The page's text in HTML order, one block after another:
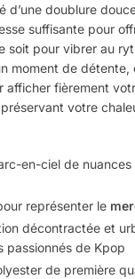
d’une doublure
suffisante pour
soit pour vibrer au
moment de
afficher fièrement
votre
en-ciel de
représenter le
décontractée et
passionnés de Kpop
de première